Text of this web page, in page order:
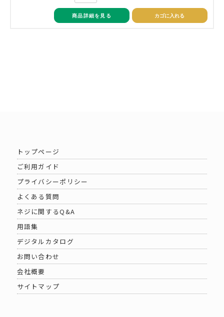
商品詳細を見る カゴに入れる
トップページ
ご利用ガイド
プライバシーポリシー
よくある質問
ネジに関するQ&A
用語集
デジタルカタログ
お問い合わせ
会社概要
サイトマップ